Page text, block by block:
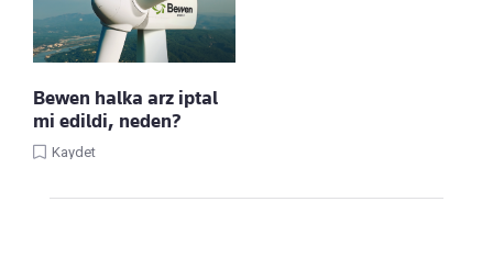
Bewen halka arz iptal
mi edildi, neden?
Kaydet